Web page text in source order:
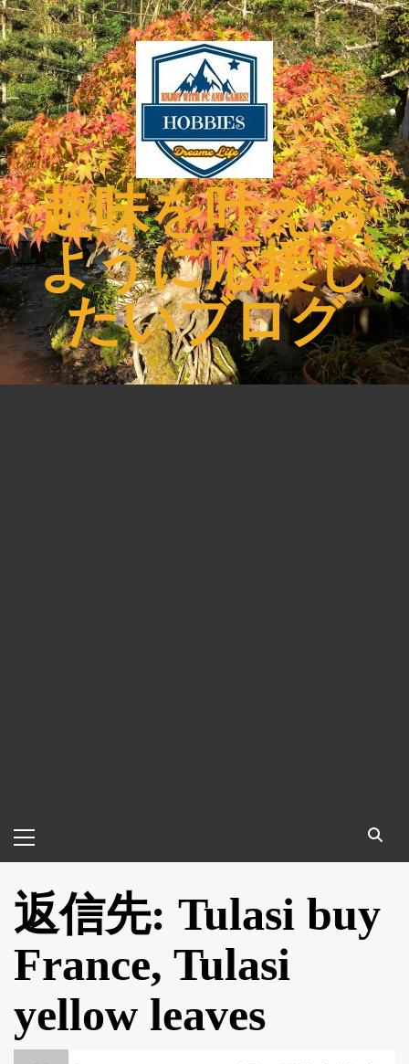
コ
ン
テ
ン
ツ
へ
ス
キ
ッ
プ
趣味を叶える
ように応援し
たいブログ
イ
ン
メ
ュ
返信先: Tulasi buy
France, Tulasi
yellow leaves